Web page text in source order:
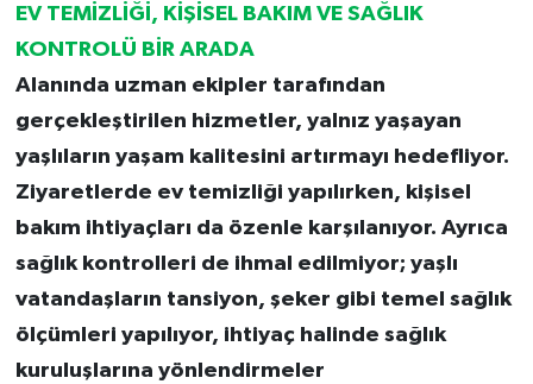
EV TEMİZLİĞİ, KİŞİSEL BAKIM VE SAĞLIK
KONTROLÜ BİR ARADA
Alanında uzman ekipler tarafından
gerçekleştirilen hizmetler, yalnız yaşayan
yaşlıların yaşam kalitesini artırmayı hedefliyor.
Ziyaretlerde ev temizliği yapılırken, kişisel
bakım ihtiyaçları da özenle karşılanıyor. Ayrıca
sağlık kontrolleri de ihmal edilmiyor; yaşlı
vatandaşların tansiyon, şeker gibi temel sağlık
ölçümleri yapılıyor, ihtiyaç halinde sağlık
kuruluşlarına yönlendirmeler